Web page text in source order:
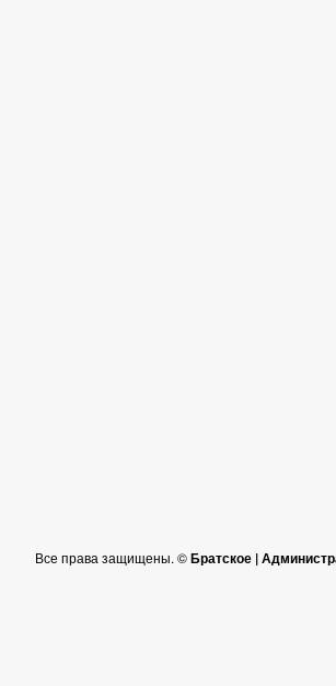
Все права защищены. ©Братское |